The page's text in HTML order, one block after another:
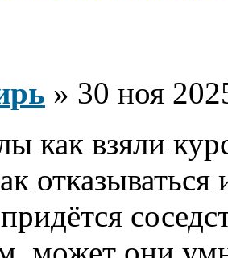
» 30 ноя
как взяли